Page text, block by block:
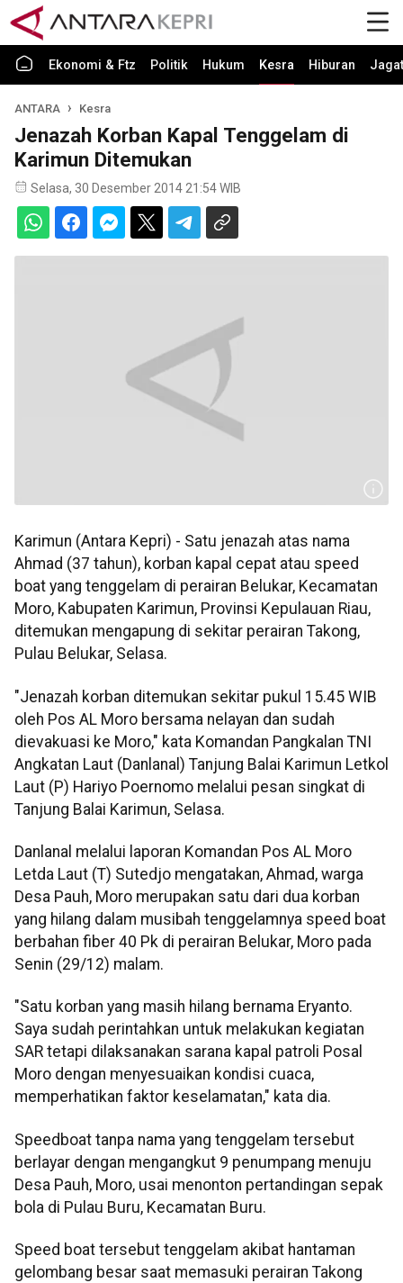
Ekonomi & Ftz Politik Hukum Kesra Hiburan Jagat
ANTARA Kesra
Jenazah Korban Kapal Tenggelam di
Karimun Ditemukan
Selasa, 30 Desember 2014 21:54 WIB
Karimun (Antara Kepri) - Satu jenazah atas nama
Ahmad (37 tahun), korban kapal cepat atau speed
boat yang tenggelam di perairan Belukar, Kecamatan
Moro, Kabupaten Karimun, Provinsi Kepulauan Riau,
ditemukan mengapung di sekitar perairan Takong,
Pulau Belukar, Selasa.
"Jenazah korban ditemukan sekitar pukul 15.45 WIB
oleh Pos AL Moro bersama nelayan dan sudah
dievakuasi ke Moro," kata Komandan Pangkalan TNI
Angkatan Laut (Danlanal) Tanjung Balai Karimun Letkol
Laut (P) Hariyo Poernomo melalui pesan singkat di
Tanjung Balai Karimun, Selasa.
Danlanal melalui laporan Komandan Pos AL Moro
Letda Laut (T) Sutedjo mengatakan, Ahmad, warga
Desa Pauh, Moro merupakan satu dari dua korban
yang hilang dalam musibah tenggelamnya speed boat
berbahan fiber 40 Pk di perairan Belukar, Moro pada
Senin (29/12) malam.
"Satu korban yang masih hilang bernama Eryanto.
Saya sudah perintahkan untuk melakukan kegiatan
SAR tetapi dilaksanakan sarana kapal patroli Posal
Moro dengan menyesuaikan kondisi cuaca,
memperhatikan faktor keselamatan," kata dia.
Speedboat tanpa nama yang tenggelam tersebut
berlayar dengan mengangkut 9 penumpang menuju
Desa Pauh, Moro, usai menonton pertandingan sepak
bola di Pulau Buru, Kecamatan Buru.
Speed boat tersebut tenggelam akibat hantaman
gelombang besar saat memasuki perairan Takong